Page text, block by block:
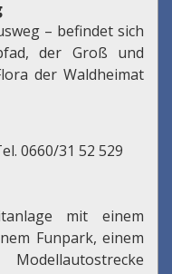
– befindet sich
der Groß und
der Waldheimat
0660/31 52 529
mit einem
Funpark, einem